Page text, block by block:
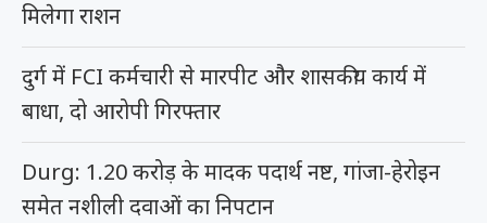
मिलेगा राशन
दुर्ग में FCI कर्मचारी से मारपीट और शासकीय कार्य में
बाधा, दो आरोपी गिरफ्तार
Durg: 1.20 करोड़ के मादक पदार्थ नष्ट, गांजा-हेरोइन
समेत नशीली दवाओं का निपटान